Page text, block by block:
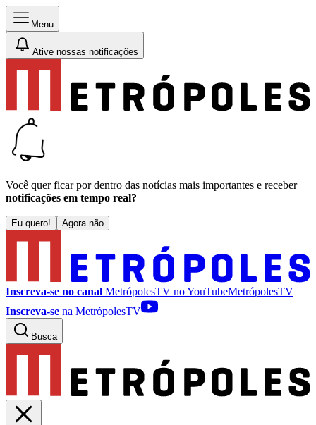
Menu
Ative nossas notificações
Você quer ficar por dentro das notícias mais importantes e receber
notificações em tempo real?
Eu quero! Agora não
Inscreva-se no canal MetrópolesTV noYouTubeMetrópolesTV
Inscreva-se na MetrópolesTV
Busca